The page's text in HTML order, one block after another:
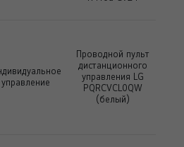
управление
Проводной пульт
дистанционного
управления LG
PQRCVCL0QW
(белый)